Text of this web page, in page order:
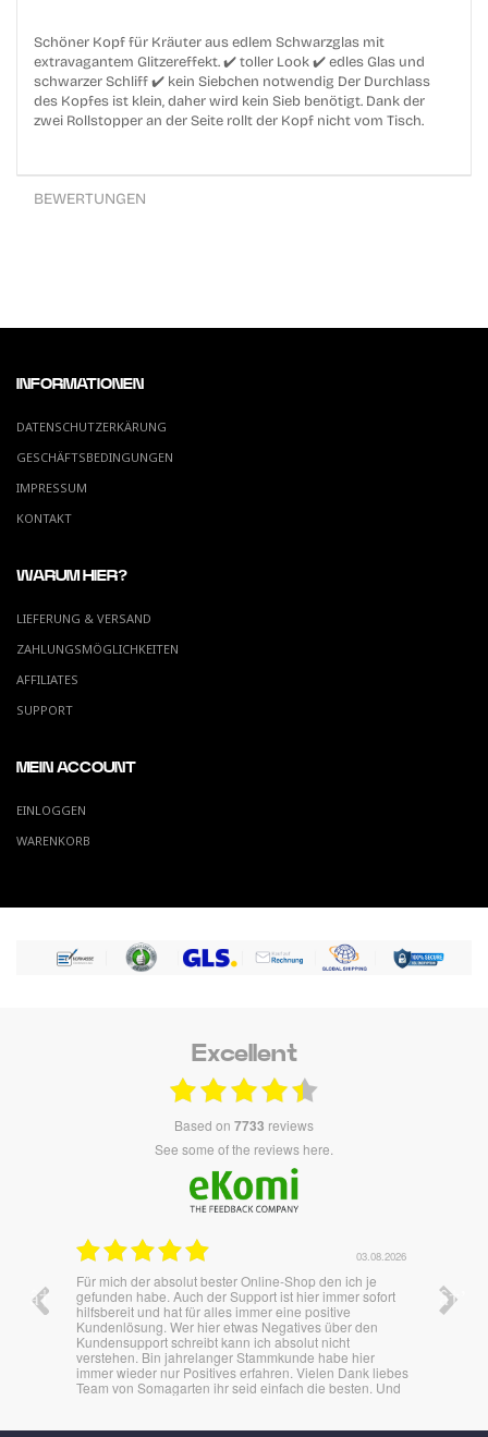
Schöner Kopf für Kräuter aus edlem Schwarzglas mit
extravagantem Glitzereffekt. ✔️ toller Look ✔️ edles Glas und
schwarzer Schliff ✔️ kein Siebchen notwendig Der Durchlass
des Kopfes ist klein, daher wird kein Sieb benötigt. Dank der
zwei Rollstopper an der Seite rollt der Kopf nicht vom Tisch.
BEWERTUNGEN
INFORMATIONEN
DATENSCHUTZERKÄRUNG
GESCHÄFTSBEDINGUNGEN
IMPRESSUM
KONTAKT
WARUM HIER?
LIEFERUNG & VERSAND
ZAHLUNGSMÖGLICHKEITEN
AFFILIATES
SUPPORT
MEIN ACCOUNT
EINLOGGEN
WARENKORB
Excellent
based on 7733 reviews
see some of the reviews here.
ein
03.08.2026
Für mich der absolut bester Online-Shop den ich je
gefunden habe. Auch der Support ist hier immer sofort
hilfsbereit und hat für alles immer eine positive
Kundenlösung. Wer hier etwas Negatives über den
Kundensupport schreibt kann ich absolut nicht
verstehen. Bin jahrelanger Stammkunde habe hier
immer wieder nur Positives erfahren. Vielen Dank liebes
Team von Somagarten ihr seid einfach die besten. Und